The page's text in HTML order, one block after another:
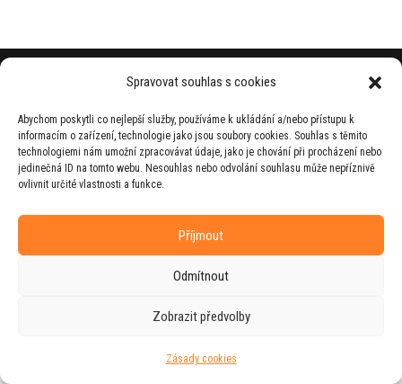
Spravovat souhlas s cookies
Abychom poskytli co nejlepší služby, používáme k ukládání a/nebo přístupu k
informacím o zařízení, technologie jako jsou soubory cookies. Souhlas s těmito
technologiemi nám umožní zpracovávat údaje, jako je chování při procházení nebo
jedinečná ID na tomto webu. Nesouhlas nebo odvolání souhlasu může nepříznivě
ovlivnit určité vlastnosti a funkce.
Příjmout
Odmítnout
Zobrazit předvolby
Zásady cookies
© 2026 Jiří Horecký – Osobní stránky Jiřího
Web vytvořila firmaRUDIve spolupráci s
agenturouZEST BRAND.